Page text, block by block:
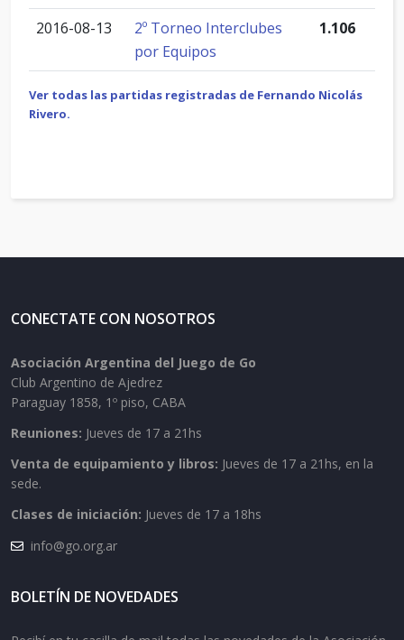
2016-08-13
2º Torneo Interclubes
por Equipos
1.106
Ver todas las partidas registradas de Fernando Nicolás
Rivero.
CONECTATE CON NOSOTROS
Asociación Argentina del Juego de Go
Club Argentino de Ajedrez
Paraguay 1858, 1º piso, CABA
Reuniones: Jueves de 17 a 21hs
Venta de equipamiento y libros: Jueves de 17 a 21hs, en la
sede.
Clases de iniciación: Jueves de 17 a 18hs
info@go.org.ar
BOLETÍN DE NOVEDADES